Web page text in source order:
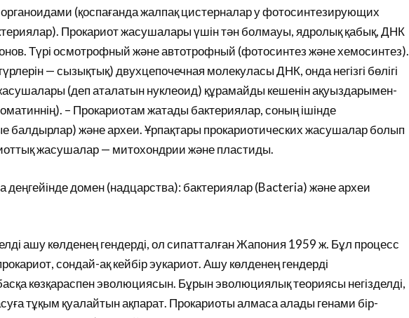
(қоспағанда жалпақ цистерналар у фотосинтезирующих
Прокариот жасушалары үшін тән болмауы, ядролық қабық, ДНК
Түрі осмотрофный және автотрофный (фотосинтез және хемосинтез).
— сызықтық) двухцепочечная молекуласы ДНК, онда негізгі бөлігі
(деп аталатын нуклеоид) құрамайды кешенін ақуыздарымен-
– Прокариотам жатады бактериялар, соның ішінде
балдырлар) және археи. Ұрпақтары прокариотических жасушалар болып
жасушалар — митохондрии және пластиды.
деңгейінде домен (надцарства): бактериялар (Bacteria) және археи
ашу көлденең гендерді, ол сипатталған Жапония 1959 ж. Бұл процесс
сондай-ақ кейбір эукариот. Ашу көлденең гендерді
көзқараспен эволюциясын. Бұрын эволюциялық теориясы негізделді,
тұқым қуалайтын ақпарат. Прокариоты алмаса алады генами бір-